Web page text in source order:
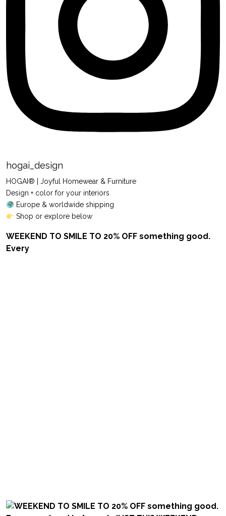
hogai_design
HOGAI® | Joyful Homewear & Furniture
Design + color for your interiors
Europe & worldwide shipping
Shop or explore below
WEEKEND TO SMILE TO 20% OFF something good.
Every